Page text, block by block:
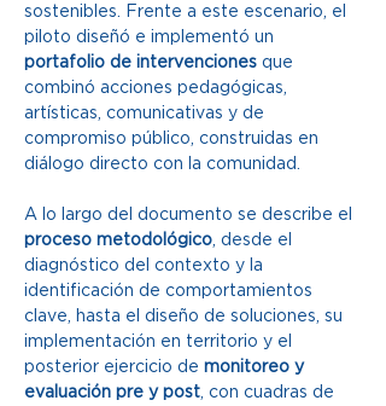
sostenibles. Frente a este escenario, el
piloto diseñó e implementó un
portafolio de intervenciones que
combinó acciones pedagógicas,
artísticas, comunicativas y de
compromiso público, construidas en
diálogo directo con la comunidad.
A lo largo del documento se describe el
proceso metodológico, desde el
diagnóstico del contexto y la
identificación de comportamientos
clave, hasta el diseño de soluciones, su
implementación en territorio y el
posterior ejercicio de monitoreo y
evaluación pre y post, con cuadras de